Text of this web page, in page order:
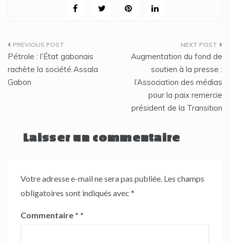
Navigation
de
l’article
Pétrole : l’État gabonais
rachète la société Assala
Gabon
Augmentation du fond de
soutien à la presse :
l’Association des médias
pour la paix remercie
président de la Transition
Laisser un commentaire
Votre adresse e-mail ne sera pas publiée. Les champs
obligatoires sont indiqués avec *
Commentaire *